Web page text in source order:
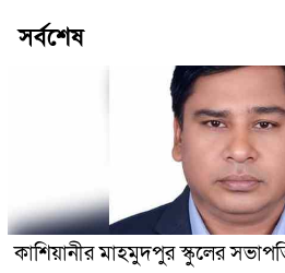
সর্বশেষ
কাশিয়ানীর মাহমুদপুর স্কুলের